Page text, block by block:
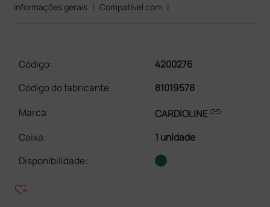
Informações gerais | Compatível com |
Código:
4200276
Código do fabricante
81019578
Marca:
CARDIOLINElink
Caixa:
1 unidade
Disponibilidade:
heart_plus